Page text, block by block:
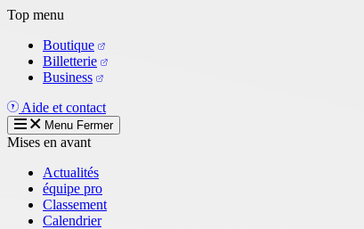
Aller
contenu
principal
Top menu
Boutique
Billetterie
Business
Aide et contact
Menu Fermer
Mises en avant
Actualités
équipe pro
Classement
Calendrier